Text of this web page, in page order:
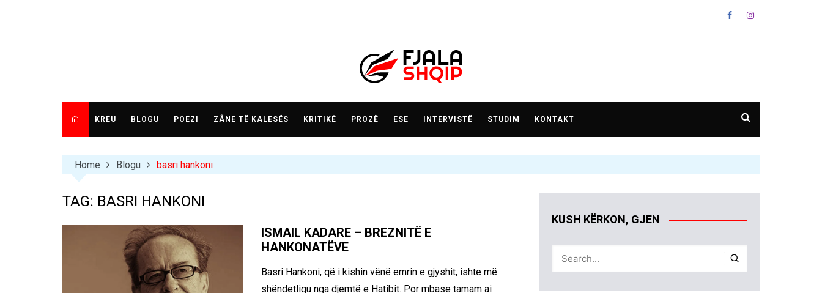
KREU BLOGU POEZI ZÂNE TË KALESËS KRITIKË PROZË ESE INTERVISTË STUDIM KONTAKT
Home Blogu basri hankoni
TAG: BASRI HANKONI
ISMAIL KADARE – BREZNITË E
HANKONATËVE
Basri Hankoni, që i kishin vënë emrin e gjyshit, ishte më
shëndetligu nga djemtë e Hatibit. Por mbase tamam ai
KUSH KËRKON, GJEN